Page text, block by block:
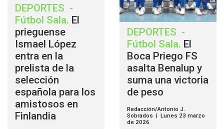
DEPORTES -
Fútbol Sala. El
prieguense
Ismael López
entra en la
prelista de la
selección
española para los
amistosos en
Finlandia
DEPORTES -
Fútbol Sala. El
Boca Priego FS
asalta Benalup y
suma una victoria
de peso
Redacción/Antonio J.
Sobrados | Lunes 23 marzo
de 2026